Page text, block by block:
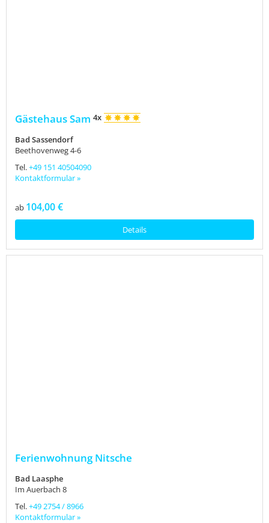
Gästehaus Sam 4x
Bad Sassendorf
Beethovenweg 4-6
Tel.+49 151 40504090
Kontaktformular »
ab 104,00 €
Details
Ferienwohnung Nitsche
Bad Laasphe
Im Auerbach 8
Tel.+49 2754 / 8966
Kontaktformular »